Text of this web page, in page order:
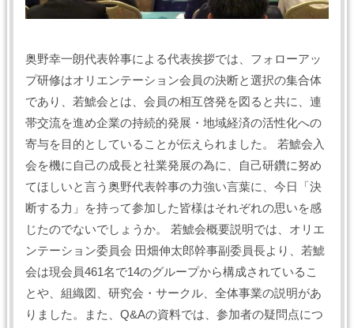
奥野幸一朗代表幹事による代表挨拶では、フォローアッ
プ研修はオリエンテーション会員の決断と選択の集合体
であり、若鯱会とは、会員の相互啓発を図ると共に、連
帯交流を進め企業の持続的発展・地域経済の活性化への
寄与を目的としていることが伝えられました。 若鯱会入
会を機に自己の成長と社業発展の為に、自己研鑽に努め
てほしいと言う奥野代表幹事の力強い言葉に、今日「決
断する力」を持って参加した皆様はそれぞれの思いを感
じたのでないでしょうか。 若鯱会概要説明では、オリエ
ンテーション委員会 田畑伸太郎幹事副委員長より、若鯱
会は現会員461名で14のグループから構成されているこ
とや、組織図、研究会・サークル、全体事業の説明があ
りました。また、Q&Aの資料では、参加者の疑問点につ